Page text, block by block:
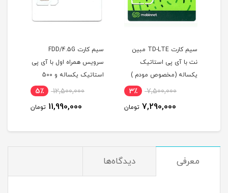
سیم کارت TD-LTE مبین
نت با آی پی استاتیک
یکساله (مخصوص مودم )
7,500,000 3٪
7,290,000 تومان
سیم کارت FDD/4.5G
سرویس همراه اول با آی پی
استاتیک یکساله و 500
گیگ اینترنت سه ماهه
12,500,000 5٪
11,990,000 تومان
معرفی دیدگاه‌ها